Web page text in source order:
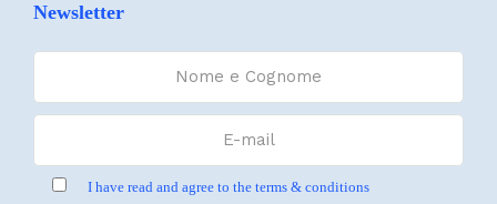
Newsletter
I have read and agree to the terms & conditions